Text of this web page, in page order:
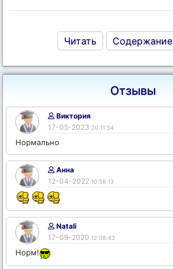
Читать Содержание
Отзывы
Виктория
17-05-2023 20:11:54
Нормально
Анна
12-04-2022 10:58:13
Natali
17-09-2020 12:08:43
Норм!